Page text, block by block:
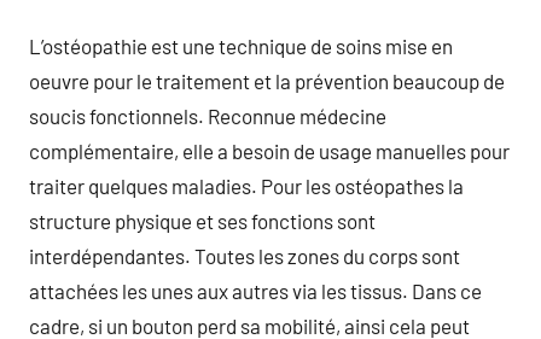
L’ostéopathie est une technique de soins mise en
oeuvre pour le traitement et la prévention beaucoup de
soucis fonctionnels. Reconnue médecine
complémentaire, elle a besoin de usage manuelles pour
traiter quelques maladies. Pour les ostéopathes la
structure physique et ses fonctions sont
interdépendantes. Toutes les zones du corps sont
attachées les unes aux autres via les tissus. Dans ce
cadre, si un bouton perd sa mobilité, ainsi cela peut